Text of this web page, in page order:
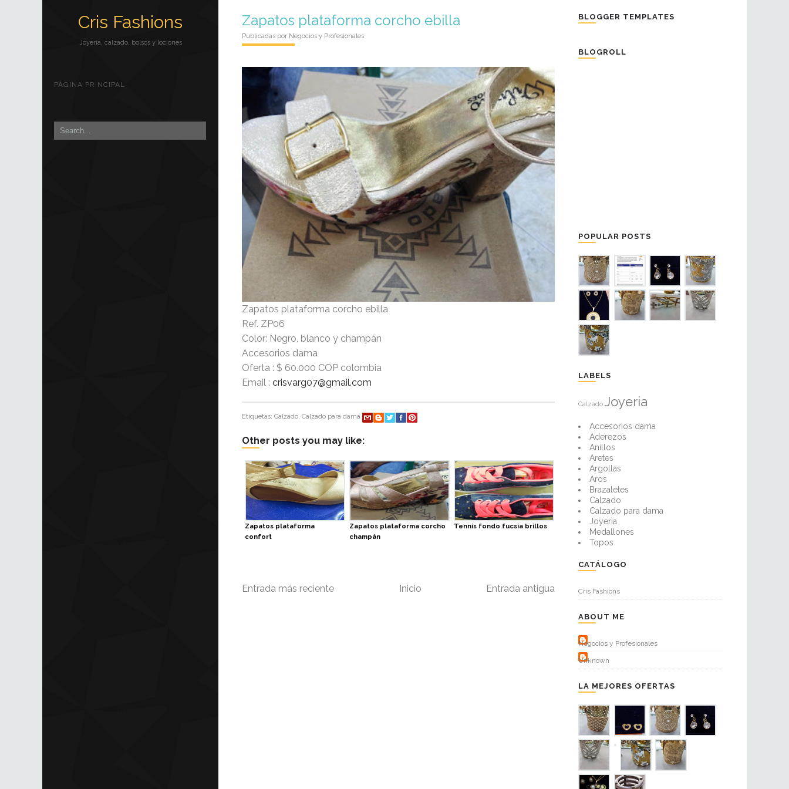
Cris Fashions
Joyería, calzado, bolsos y lociones
PÁGINA PRINCIPAL
Zapatos plataforma corcho ebilla
Publicadas por Negocios y Profesionales
Zapatos plataforma corcho ebilla
Ref. ZP06
Color: Negro, blanco y champán
Accesorios dama
Oferta : $ 60.000 COP colombia
Email : crisvarg07@gmail.com
Etiquetas: Calzado, Calzado para dama
Other posts you may like:
Zapatos plataforma
confort
Zapatos plataforma corcho
champán
Tennis fondo fucsia brillos
Entrada más reciente Entrada antigua
Inicio
BLOGGER TEMPLATES
BLOGROLL
POPULAR POSTS
LABELS
Calzado Joyeria
Accesorios dama
Aderezos
Anillos
Aretes
Argollas
Aros
Brazaletes
Calzado
Calzado para dama
Joyeria
Medallones
Topos
CATÁLOGO
Cris Fashions
ABOUT ME
Negocios y Profesionales
Unknown
LA MEJORES OFERTAS